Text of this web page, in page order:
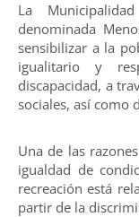
La
denominada
sensibilizar a la
igualitario y
discapacidad, a
sociales, así como
Una de las
igualdad de
recreación está
partir de la